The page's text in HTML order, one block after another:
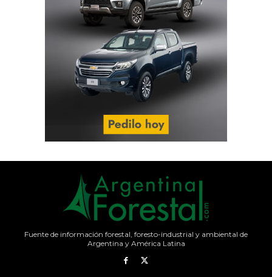
Fuente de información forestal, foresto-industrial y ambiental de
Argentina y América Latina